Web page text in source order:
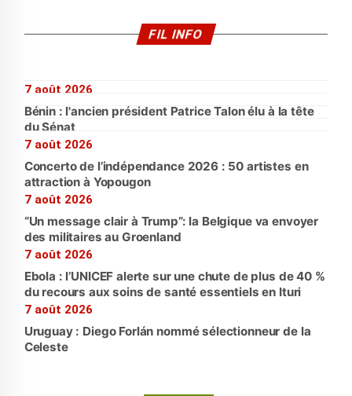
FIL INFO
7 août 2026
Bénin : l'ancien président Patrice Talon élu à la tête
du Sénat
7 août 2026
Concerto de l’indépendance 2026 : 50 artistes en
attraction à Yopougon
7 août 2026
“Un message clair à Trump”: la Belgique va envoyer
des militaires au Groenland
7 août 2026
Ebola : l’UNICEF alerte sur une chute de plus de 40 %
du recours aux soins de santé essentiels en Ituri
7 août 2026
Uruguay : Diego Forlán nommé sélectionneur de la
Celeste